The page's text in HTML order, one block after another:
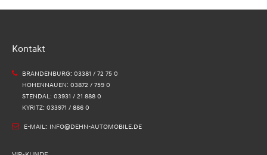
Kontakt
BRANDENBURG: 03381 / 72 75 0
HOHENNAUEN: 03872 / 759 0
STENDAL: 03931 / 21 888 0
KYRITZ: 033971 / 886 0
E-MAIL: INFO@DEHN-AUTOMOBILE.DE